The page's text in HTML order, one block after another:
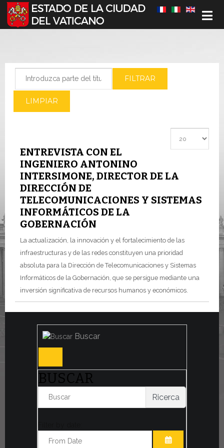
Seleccione su idioma
FILTRAR
LIMPIAR
ENTREVISTA CON EL
INGENIERO ANTONINO
INTERSIMONE, DIRECTOR DE LA
DIRECCIÓN DE
TELECOMUNICACIONES Y SISTEMAS
INFORMÁTICOS DE LA
GOBERNACIÓN
La actualización, la innovación y el fortalecimiento de las
infraestructuras y de las redes constituyen una prioridad
absoluta para la Dirección de Telecomunicaciones y Sistemas
Informáticos de la Gobernación, que se persigue mediante una
inversión significativa de recursos humanos y económicos.
Buscar
BUSCAR
Ricerca